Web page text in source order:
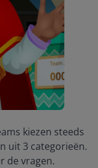
kiezen steeds
uit 3 categorieën.
de vragen.